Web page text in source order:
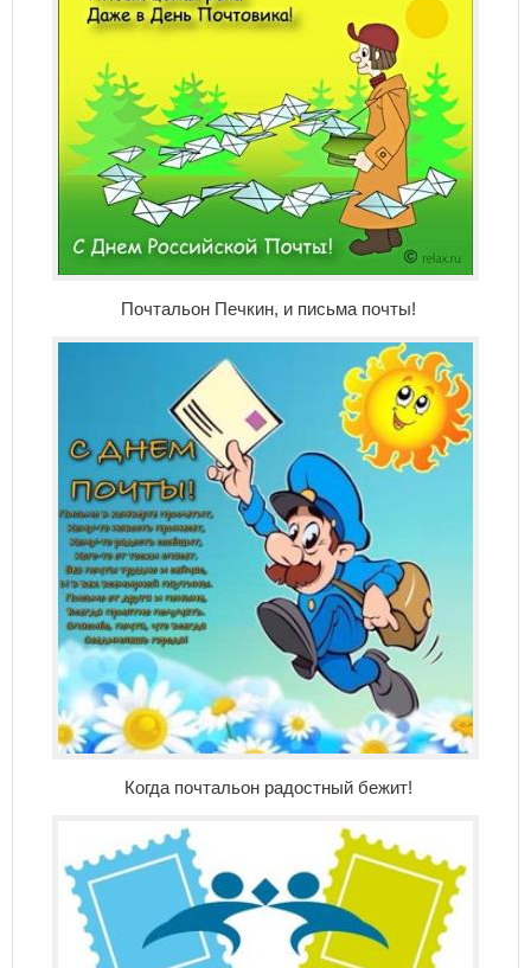
Почтальон Печкин, и письма почты!
Когда почтальон радостный бежит!